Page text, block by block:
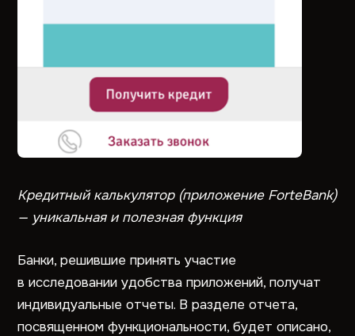
Кредитный калькулятор (приложение ForteBank)
— уникальная и полезная функция
Банки, решившие принять участие
в исследовании удобства приложений, получат
индивидуальные отчеты. В разделе отчета,
посвященном функциональности, будет описано,